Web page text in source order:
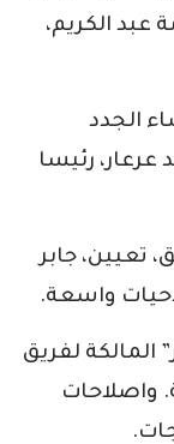
الكريم،
الجدد
رئيسا
تعيين، جابر
واسعة.
المالكة لفريق
واصلاحات